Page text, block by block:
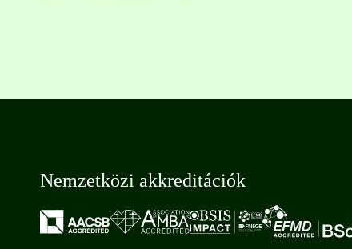
Nemzetközi akkreditációk